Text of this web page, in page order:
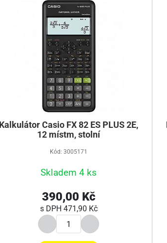
Kalkulátor Casio FX 82 ES PLUS 2E,
12 místm, stolní
Kód: 3005171
Skladem 4 ks
390,00 Kč
s DPH 471,90 Kč